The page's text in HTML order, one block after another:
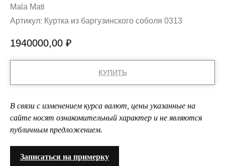
Mala Mati
Артикул: Куртка из баргузинского соболя 0313
1940000,00 ₽
КУПИТЬ
В связи с изменением курса валют, цены указанные на
сайте носят ознакомительный характер и не являются
публичным предложением.
Записаться на примерку